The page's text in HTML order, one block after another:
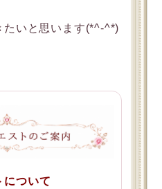
たいと思います(*^-^*)
ついて